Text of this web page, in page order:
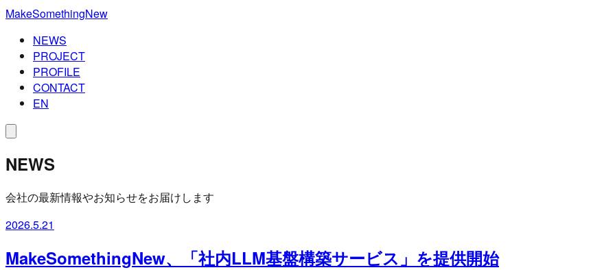
MakeSomethingNew
NEWS
PROJECT
PROFILE
CONTACT
EN
NEWS
会社の最新情報やお知らせをお届けします
2026.5.21
MakeSomethingNew、「社内LLM基盤構築サービス」を提供開始